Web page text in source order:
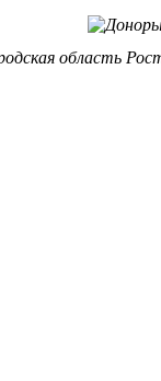
область